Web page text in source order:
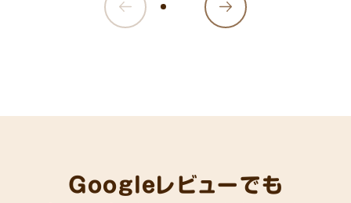
Googleレビューでも